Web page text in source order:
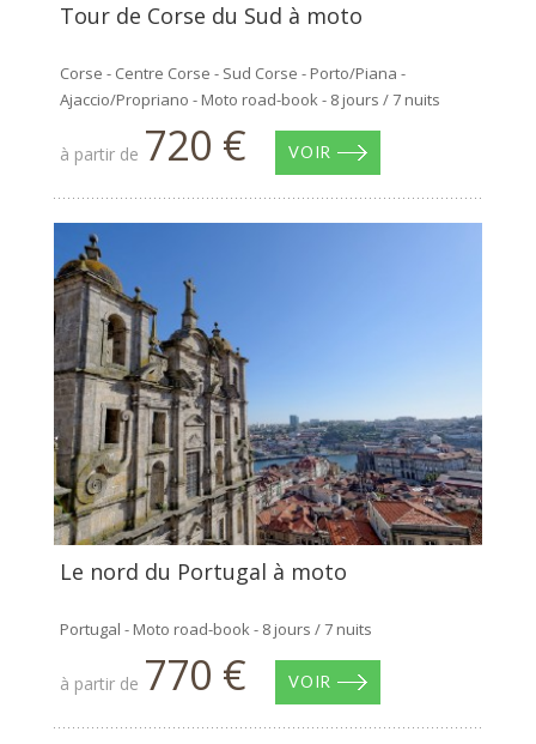
Tour de Corse du Sud à moto
Corse - Centre Corse - Sud Corse - Porto/Piana -
Ajaccio/Propriano - Moto road-book - 8 jours / 7 nuits
à partir de 720 € VOIR
Le nord du Portugal à moto
Portugal - Moto road-book - 8 jours / 7 nuits
à partir de 770 € VOIR